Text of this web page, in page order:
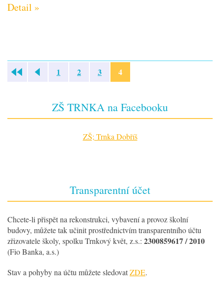
Detail »
1 2 3 4
ZŠ TRNKA na Facebooku
ZŠ; Trnka Dobříš
Transparentní účet
Chcete-li přispět na rekonstrukci, vybavení a provoz školní
budovy, můžete tak učinit prostřednictvím transparentního účtu
zřizovatele školy, spolku Trnkový květ, z.s.: 2300859617 / 2010
(Fio Banka, a.s.)
Stav a pohyby na účtu můžete sledovatZDE.